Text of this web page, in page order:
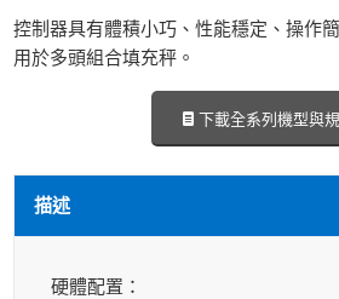
控制器具有體積小巧、性能穩定、操作
用於多頭組合填充秤。
下載全系列機型與
描述
硬體配置：